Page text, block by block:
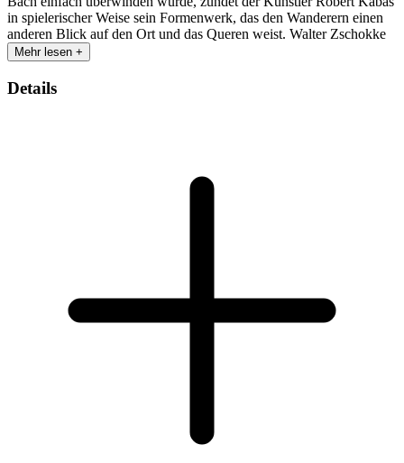
in spielerischer Weise sein Formenwerk, das den Wanderern einen
anderen Blick auf den Ort und das Queren weist. Walter Zschokke
Mehr lesen +
Details